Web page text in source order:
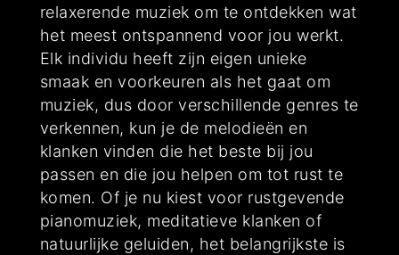
relaxerende muziek om te ontdekken wat
het meest ontspannend voor jou werkt.
Elk individu heeft zijn eigen unieke
smaak en voorkeuren als het gaat om
muziek, dus door verschillende genres te
verkennen, kun je de melodieën en
klanken vinden die het beste bij jou
passen en die jou helpen om tot rust te
komen. Of je nu kiest voor rustgevende
pianomuziek, meditatieve klanken of
natuurlijke geluiden, het belangrijkste is